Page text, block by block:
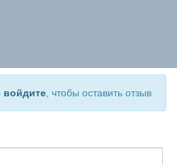
войдите , чтобы оставить отзыв